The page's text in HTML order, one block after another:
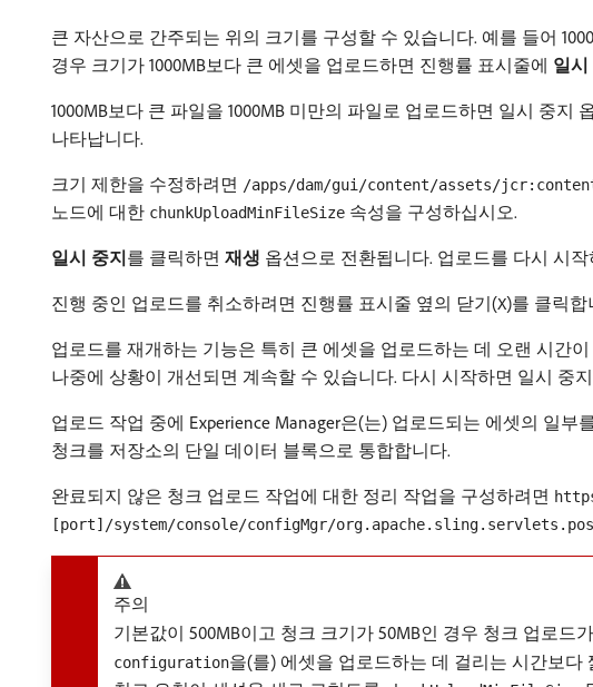
큰 자산으로 간주되는 위의 크기를 구성할 수 있습니다. 예를 들어
경우 크기가 1000MB보다 큰 에셋을 업로드하면 진행률 표시줄에 일시
1000MB보다 큰 파일을 1000MB 미만의 파일로 업로드하면 일시 중
나타납니다.
크기 제한을 수정하려면 /apps/dam/gui/content/assets/
노드에 대한 chunkUploadMinFileSize 속성을 구성하십시오.
일시 중지​를 클릭하면 재생 옵션으로 전환됩니다. 업로드를 다시 시작
진행 중인 업로드를 취소하려면 진행률 표시줄 옆의 닫기(X)를 클릭합
업로드를 재개하는 기능은 특히 큰 에셋을 업로드하는 데 오랜 시간
나중에 상황이 개선되면 계속할 수 있습니다. 다시 시작하면 일시 중
업로드 작업 중에 Experience Manager은(는) 업로드되는 에셋의 일
청크를 저장소의 단일 데이터 블록으로 통합합니다.
완료되지 않은 청크 업로드 작업에 대한 정리 작업을 구성하려면
[port]/system/console/configMgr/
주의
기본값이 500MB이고 청크 크기가 50MB인 경우 청크 업로드
configuration을(를) 에셋을 업로드하는 데 걸리는 시간보